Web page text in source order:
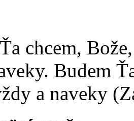
za mamičku a prosím aj za Teba,
chcem,
Budem
a naveky